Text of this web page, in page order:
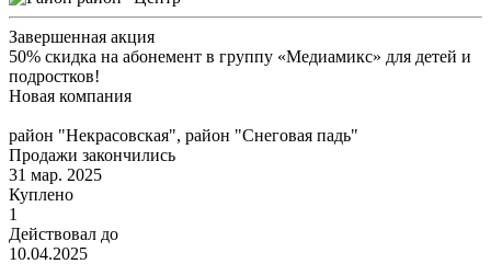
Завершенная акция
50% скидка на абонемент в группу «Медиамикс» для детей и
подростков!
Новая компания
район "Некрасовская", район "Снеговая падь"
Продажи закончились
31 мар. 2025
Куплено
1
Действовал до
10.04.2025